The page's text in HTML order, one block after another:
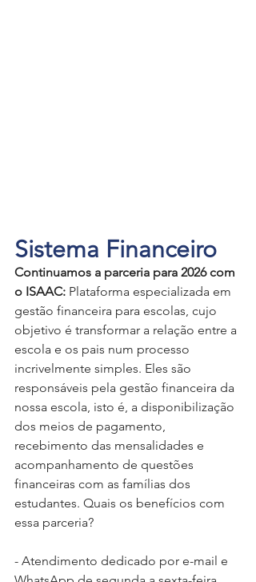
Sistema Financeiro
Continuamos a parceria para 2026 com
o ISAAC: Plataforma especializada em
gestão financeira para escolas, cujo
objetivo é transformar a relação entre a
escola e os pais num processo
incrivelmente simples. Eles são
responsáveis pela gestão financeira da
nossa escola, isto é, a disponibilização
dos meios de pagamento,
recebimento das mensalidades e
acompanhamento de questões
financeiras com as famílias dos
estudantes. Quais os benefícios com
essa parceria?
- Atendimento dedicado por e-mail e